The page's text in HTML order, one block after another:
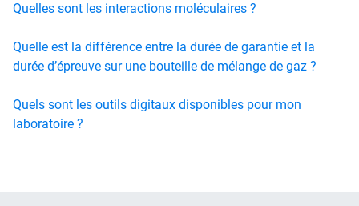
Quelles sont les interactions moléculaires ?
Quelle est la différence entre la durée de garantie et la
durée d’épreuve sur une bouteille de mélange de gaz ?
Quels sont les outils digitaux disponibles pour mon
laboratoire ?